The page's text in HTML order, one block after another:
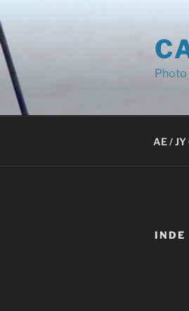
au
contenu
principal
Photo
AE /
INDE